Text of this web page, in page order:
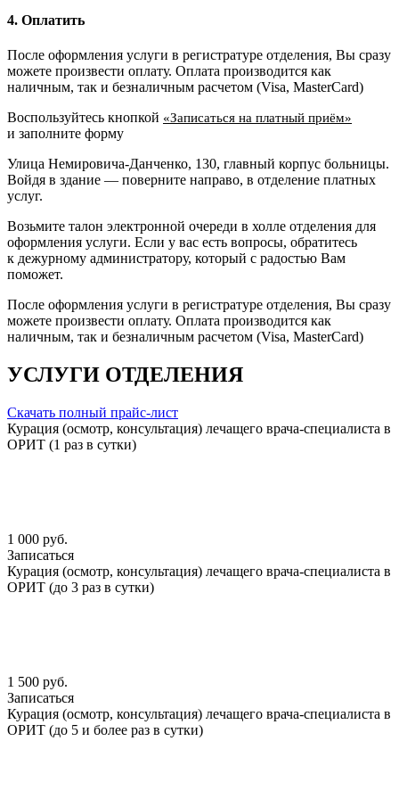
4. Оплатить
После оформления услуги в регистратуре отделения, Вы сразу
можете произвести оплату. Оплата производится как
наличным, так и безналичным расчетом (Visa, MasterCard)
Воспользуйтесь кнопкой «Записаться на платный приём»
и заполните форму
Улица Немировича-Данченко, 130, главный корпус больницы.
Войдя в здание — поверните направо, в отделение платных
услуг.
Возьмите талон электронной очереди в холле отделения для
оформления услуги. Если у вас есть вопросы, обратитесь
к дежурному администратору, который с радостью Вам
поможет.
После оформления услуги в регистратуре отделения, Вы сразу
можете произвести оплату. Оплата производится как
наличным, так и безналичным расчетом (Visa, MasterCard)
УСЛУГИ ОТДЕЛЕНИЯ
Скачать полный прайс-лист
Курация (осмотр, консультация) лечащего врача-специалиста в
ОРИТ (1 раз в сутки)
1 000 руб.
Записаться
Курация (осмотр, консультация) лечащего врача-специалиста в
ОРИТ (до 3 раз в сутки)
1 500 руб.
Записаться
Курация (осмотр, консультация) лечащего врача-специалиста в
ОРИТ (до 5 и более раз в сутки)